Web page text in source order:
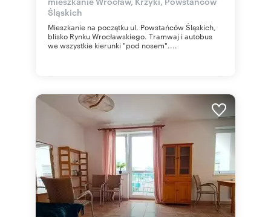
Śląskich
Mieszkanie na początku ul. Powstańców Śląskich,
blisko Rynku Wrocławskiego. Tramwaj i autobus
we wszystkie kierunki "pod nosem"....